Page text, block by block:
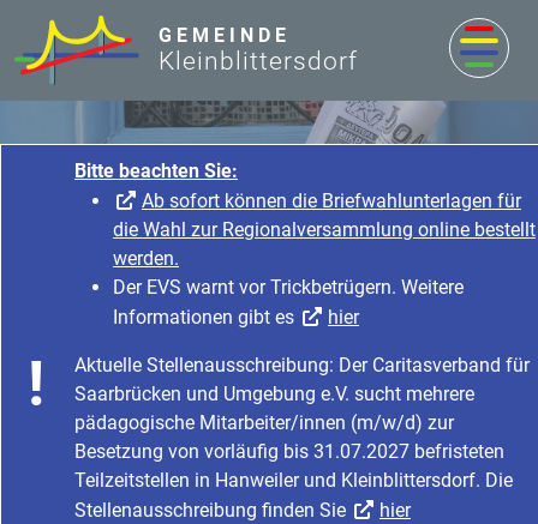
Ab sofort können
die Wahl zur
Der EVS warnt vor
Informationen gibt es
Aktuelle
Saarbrücken und
pädagogische
Besetzung von vorläufig
Teilzeitstellen in
Stellenausschreibung
GEMEINDE
Kleinblittersdorf
Nachrichten & Aktuelles
Startseite
Nachrichten & Aktuelles
Nachrichten & Aktuelles
Aktuelles
Musikschule Obere Saar